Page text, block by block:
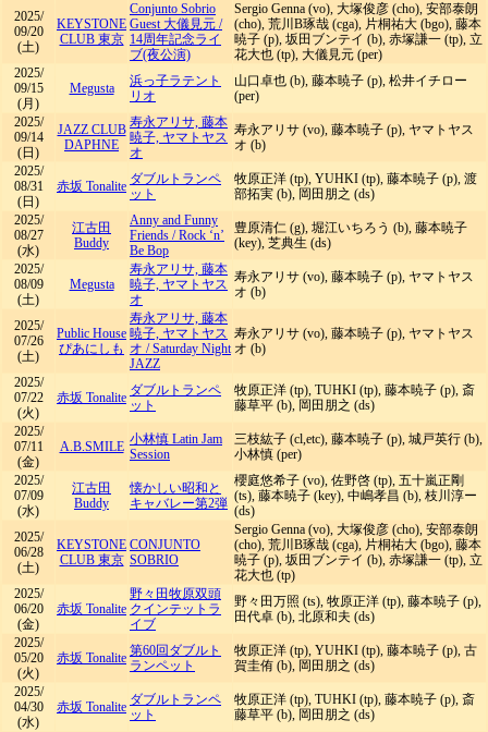
2025/
09/20
(土)
KEYSTONE
CLUB 東京
Conjunto Sobrio
Guest 大儀見元 /
14周年記念ライ
ブ(夜公演)
Sergio Genna (vo), 大塚俊彦 (cho), 安部泰朗
(cho), 荒川B琢哉 (cga), 片桐祐大 (bgo), 藤本
暁子 (p), 坂田ブンテイ (b), 赤塚謙一 (tp), 立
花大也 (tp), 大儀見元 (per)
2025/
09/15
(月)
Megusta
浜っ子ラテント
リオ
山口卓也 (b), 藤本暁子 (p), 松井イチロー
(per)
2025/
09/14
(日)
JAZZ CLUB
DAPHNE
寿永アリサ, 藤本
暁子, ヤマトヤス
オ
寿永アリサ (vo), 藤本暁子 (p), ヤマトヤス
オ (b)
2025/
08/31
(日)
赤坂 Tonalite ダブルトランペ
ット
牧原正洋 (tp), YUHKI (tp), 藤本暁子 (p), 渡
部拓実 (b), 岡田朋之 (ds)
2025/
08/27
(水)
江古田
Buddy
Anny and Funny
Friends /Rock ‘n’
Be Bop
豊原清仁 (g), 堀江いちろう (b), 藤本暁子
(key), 芝典生 (ds)
2025/
08/09
(土)
Megusta
寿永アリサ, 藤本
暁子, ヤマトヤス
オ
寿永アリサ (vo), 藤本暁子 (p), ヤマトヤス
オ (b)
2025/
07/26
(土)
Public House
ぴあにしも
寿永アリサ, 藤本
暁子, ヤマトヤス
オ /Saturday Night
JAZZ
寿永アリサ (vo), 藤本暁子 (p), ヤマトヤス
オ (b)
2025/
07/22
(火)
赤坂 Tonalite ダブルトランペ
ット
牧原正洋 (tp), TUHKI (tp), 藤本暁子 (p), 斎
藤草平 (b), 岡田朋之 (ds)
2025/
07/11
(金)
A.B.SMILE 小林慎 Latin Jam
Session
三枝紘子 (cl,etc), 藤本暁子 (p), 城戸英行 (b),
小林慎 (per)
2025/
07/09
(水)
江古田
Buddy
懐かしい昭和と
キャバレー第2弾
櫻庭悠希子 (vo), 佐野啓 (tp), 五十嵐正剛
(ts), 藤本暁子 (key), 中嶋孝昌 (b), 枝川淳ー
(ds)
2025/
06/28
(土)
KEYSTONE
CLUB 東京
CONJUNTO
SOBRIO
Sergio Genna (vo), 大塚俊彦 (cho), 安部泰朗
(cho), 荒川B琢哉 (cga), 片桐祐大 (bgo), 藤本
暁子 (p), 坂田ブンテイ (b), 赤塚謙一 (tp), 立
花大也 (tp)
2025/
06/20
(金)
赤坂 Tonalite
野々田牧原双頭
クインテットラ
イブ
野々田万照 (ts), 牧原正洋 (tp), 藤本暁子 (p),
田代卓 (b), 北原和夫 (ds)
2025/
05/20
(火)
赤坂 Tonalite 第60回ダブルト
ランペット
牧原正洋 (tp), YUHKI (tp), 藤本暁子 (p), 古
賀圭侑 (b), 岡田朋之 (ds)
2025/
04/30
(水)
赤坂 Tonalite ダブルトランペ
ット
牧原正洋 (tp), TUHKI (tp), 藤本暁子 (p), 斎
藤草平 (b), 岡田朋之 (ds)